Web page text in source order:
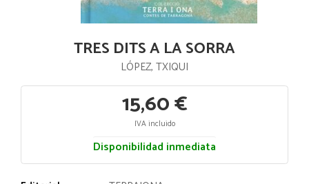
TRES DITS A LA SORRA
LÓPEZ, TXIQUI
15,60 €
IVA incluido
Disponibilidad inmediata